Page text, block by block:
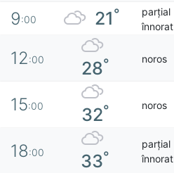
9:00 21°
parțial
înnorat
12:00 28° noros
15:00 32° noros
18:00 33°
parțial
înnorat